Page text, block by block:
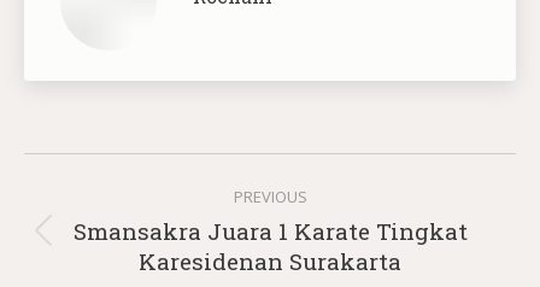
navigation
PREVIOUS
Previous
post:
Smansakra Juara 1 Karate Tingkat
Karesidenan Surakarta